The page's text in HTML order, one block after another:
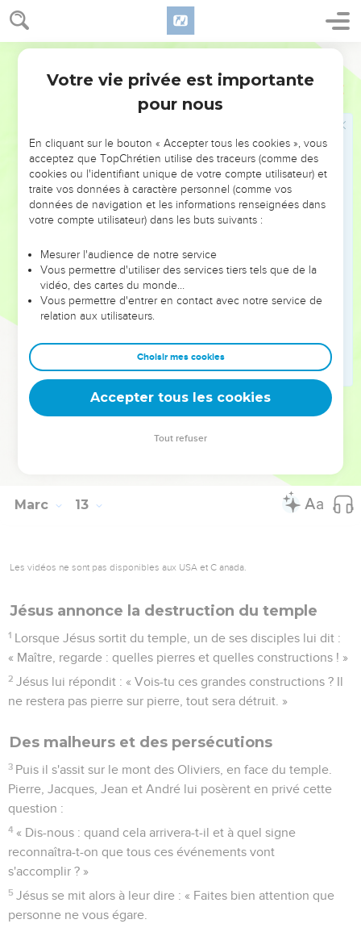
Marc 12
David lui-même l'appelle Seigneur. Comment peut-il donc
être son fils ? » Et une grande foule l'écoutait avec plaisir.
Il leur disait dans son enseignement : « Attention aux
robes et être salués sur les places publiques !
Ils recherchent les sièges d'honneur dans les synagogues
ils dépouillent les veuves de leurs biens tout en faisant
pour l'apparence de longues prières. Ils seront jugés plus
sévèrement. »
Jésus était assis vis-à-vis du tronc et regardait comment la
foule y mettait de l'argent. De nombreux riches mettaient
beaucoup.
42
pièces, une toute petite somme.
Alors Jésus appela ses disciples et leur dit : « Je vous le
dis en vérité, cette pauvre veuve a donné plus que tous ceux
qui ont mis dans le tronc,
car tous ont pris de leur superflu pour mettre dans le tronc,
Marc 13
Les vidéos ne sont pas disponibles aux USA et C anada.
Jésus annonce la destruction du temple
1 Lorsque Jésus sortit du temple, un de ses disciples lui dit :
« Maître, regarde : quelles pierres et quelles constructions ! »
2 Jésus lui répondit : « Vois-tu ces grandes constructions ? Il
ne restera pas pierre sur pierre, tout sera détruit. »
Des malheurs et des persécutions
3 Puis il s'assit sur le mont des Oliviers, en face du temple.
Pierre, Jacques, Jean et André lui posèrent en privé cette
question :
4 « Dis-nous : quand cela arrivera-t-il et à quel signe
reconnaîtra-t-on que tous ces événements vont
s'accomplir ? »
5 Jésus se mit alors à leur dire : « Faites bien attention que
personne ne vous égare.
Votre vie privée est importante
pour nous
En cliquant sur le bouton « Accepter tous les cookies », vous
acceptez que TopChrétien utilise des traceurs (comme des
cookies ou l'identifiant unique de votre compte utilisateur) et
traite vos données à caractère personnel (comme vos
données de navigation et les informations renseignées dans
votre compte utilisateur) dans les buts suivants :
Mesurer l'audience de notre service
Vous permettre d'utiliser des services tiers tels que de la
vidéo, des cartes du monde…
Vous permettre d'entrer en contact avec notre service de
relation aux utilisateurs.
Choisir mes cookies
Accepter tous les cookies
Tout refuser